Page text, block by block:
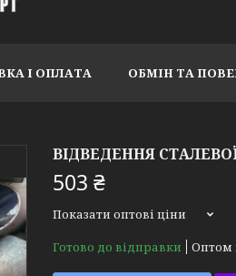
І ОПЛАТА ОБМІН ТА
ВІДВЕДЕННЯ
503 ₴
Показати оптові ціни
Готово до відправки
Оптом